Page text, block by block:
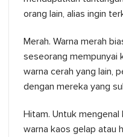
orang lain, alias ingin
Merah. Warna merah
seseorang mempunyai
warna cerah yang lain,
dengan mereka yang
Hitam. Untuk
warna kaos gelap atau